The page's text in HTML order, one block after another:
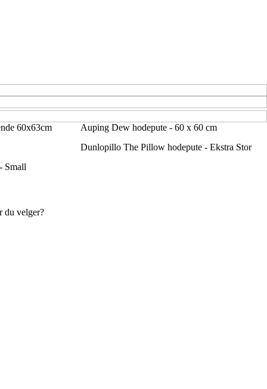
60x63cm
Auping Dew hodepute - 60 x 60 cm
Dunlopillo The Pillow hodepute - Ekstra Stor
Small
du velger?